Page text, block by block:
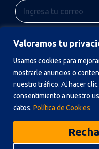
Valoramos tu
Usamos cookies para
mostrarle anuncios o
nuestro tráfico. Al hacer clic
consentimiento a nuestro
datos. Política de Cookies
recibir actualizaciones.
© 2026 NGC.Todos